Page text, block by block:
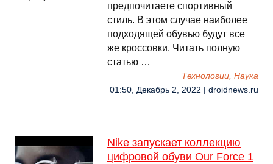
предпочитаете спортивный
стиль. В этом случае наиболее
подходящей обувью будут все
же кроссовки. Читать полную
статью …
Технологии, Наука
01:50, Декабрь 2, 2022 | droidnews.ru
Nike запускает коллекцию
цифровой обуви Our Force 1